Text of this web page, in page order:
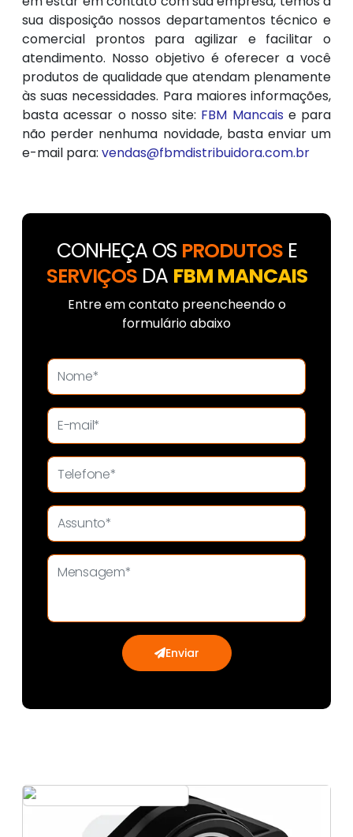
sua disposição nossos departamentos técnico e
comercial prontos para agilizar e facilitar o
atendimento. Nosso objetivo é oferecer a você
produtos de qualidade que atendam plenamente
às suas necessidades. Para maiores informações,
basta acessar o nosso site: FBM Mancais e para
não perder nenhuma novidade, basta enviar um
e-mail para: vendas@fbmdistribuidora.com.br
CONHEÇA OS PRODUTOSE
SERVIÇOSDA FBM MANCAIS
Entre em contato preencheendo o
formulário abaixo
Enviar
Rolamento para
mancal